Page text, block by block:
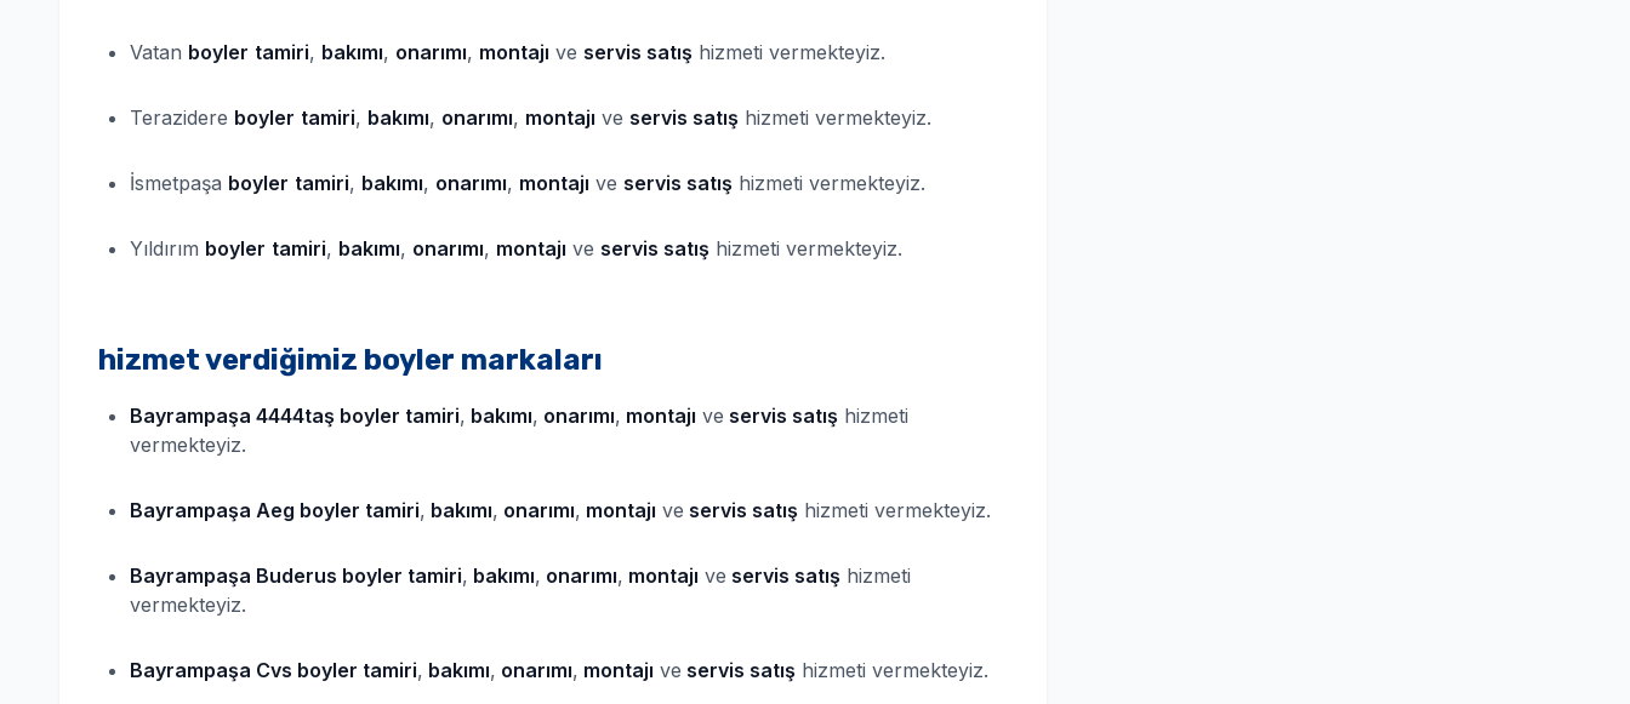
Vatan boyler tamiri, bakımı, onarımı, montajı ve servis satış hizmeti vermekteyiz.
Terazidere boyler tamiri, bakımı, onarımı, montajı ve servis satış hizmeti vermekteyiz.
İsmetpaşa boyler tamiri, bakımı, onarımı, montajı ve servis satış hizmeti vermekteyiz.
Yıldırım boyler tamiri, bakımı, onarımı, montajı ve servis satış hizmeti vermekteyiz.
hizmet verdiğimiz boyler markaları
Bayrampaşa 4444taş boyler tamiri, bakımı, onarımı, montajı ve servis satış hizmeti
vermekteyiz.
Bayrampaşa Aeg boyler tamiri, bakımı, onarımı, montajı ve servis satış hizmeti vermekteyiz.
Bayrampaşa Buderus boyler tamiri, bakımı, onarımı, montajı ve servis satış hizmeti
vermekteyiz.
Bayrampaşa Cvs boyler tamiri, bakımı, onarımı, montajı ve servis satış hizmeti vermekteyiz.